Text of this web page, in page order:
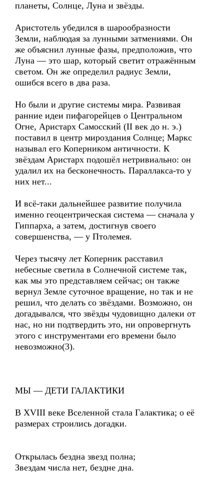
планеты, Солнце, Луна и звёзды.
Аристотель убедился в шарообразности
Земли, наблюдая за лунными затмениями. Он
же объяснил лунные фазы, предположив, что
Луна — это шар, который светит отражённым
светом. Он же определил радиус Земли,
ошибся всего в два раза.
Но были и другие системы мира. Развивая
ранние идеи пифагорейцев о Центральном
Огне, Аристарх Самосский (II век до н. э.)
поставил в центр мироздания Солнце; Маркс
называл его Коперником античности. К
звёздам Аристарх подошёл нетривиально: он
удалил их на бесконечность. Параллакса-то у
них нет...
И всё-таки дальнейшее развитие получила
именно геоцентрическая система — сначала у
Гиппарха, а затем, достигнув своего
совершенства, — у Птолемея.
Через тысячу лет Коперник расставил
небесные светила в Солнечной системе так,
как мы это представляем сейчас; он также
вернул Земле суточное вращение, но так и не
решил, что делать со звёздами. Возможно, он
догадывался, что звёзды чудовищно далеки от
нас, но ни подтвердить это, ни опровергнуть
этого с инструментами его времени было
невозможно(3).
МЫ — ДЕТИ ГАЛАКТИКИ
В XVIII веке Вселенной стала Галактика; о её
размерах строились догадки.
Открылась бездна звезд полна;
Звездам числа нет, бездне дна.